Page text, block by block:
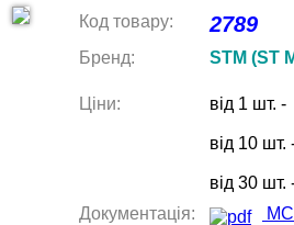
Код товару: 2789
Бренд: STM (ST
Ціни: від 1 шт. -
від 10 шт.
від 30 шт.
Документація: